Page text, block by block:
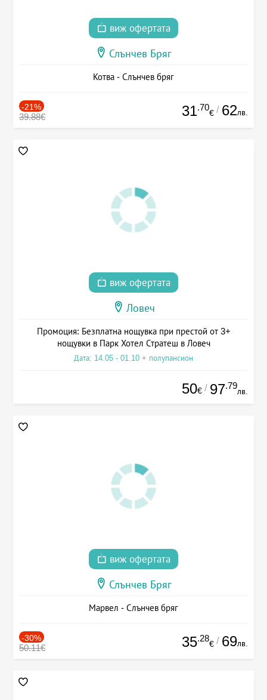
виж офертата
Слънчев Бряг
Котва - Слънчев бряг
-21%
39.88€ 31.70
€ / 62лв.
виж офертата
Ловеч
Промоция: Безплатна нощувка при престой от 3+
нощувки в Парк Хотел Стратеш в Ловеч
Дата: 14.05 - 01.10 + полупансион
50€ / 97.79
лв.
виж офертата
Слънчев Бряг
Марвел - Слънчев бряг
-30%
50.11€ 35.28
€ / 69лв.